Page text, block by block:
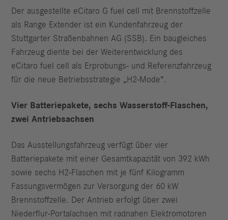
Der ausgestellte eCitaro G fuel cell mit Brennstoffzelle
als Range Extender ist ein Kundenfahrzeug der
Stuttgarter Straßenbahnen AG (SSB). Ein baugleiches
Fahrzeug diente bei der Weiterentwicklung des
eCitaro fuel cell als Erprobungs- und Referenzfahrzeug
für die neue Betriebsstrategie „H2-Mode“.
Vier Batteriepakete, sechs Wasserstoff-Flaschen,
zwei Antriebsachsen
Das Ausstellungsfahrzeug verfügt über vier
Batteriepakete mit einer Gesamtkapazität von 392 kWh
sowie sechs H2‑Flaschen mit je fünf Kilogramm
Fassungsvermögen zur Versorgung der 60 kW
Brennstoffzelle. Der Antrieb erfolgt über zwei
Niederflur-Portalachsen mit radnahen Elektromotoren